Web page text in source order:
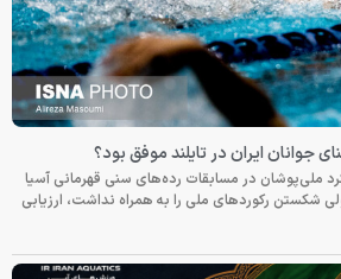
جوانان ایران در تایلند موفق بود؟
ملی‌پوشان در مسابقات رده‌های سنی قهرمانی آسیا
شد ولی شکستن رکوردهای ملی را به همراه نداشت، ارزیابی